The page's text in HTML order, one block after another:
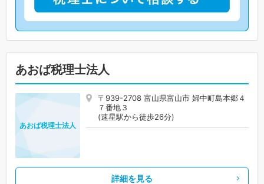
あおば税理士法人
〒939-2708 富山県富山市 婦中町島本郷４
７番地３
(速星駅から徒歩26分)
あおば税理士法人
詳細を見る